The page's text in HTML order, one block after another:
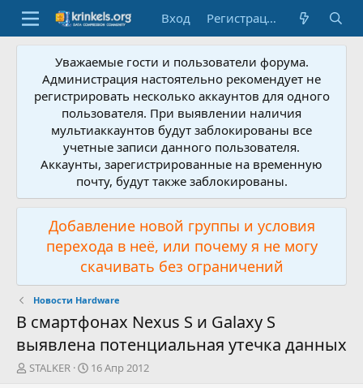
Вход Регистрация
Уважаемые гости и пользователи форума.
Администрация настоятельно рекомендует не
регистрировать несколько аккаунтов для одного
пользователя. При выявлении наличия
мультиаккаунтов будут заблокированы все
учетные записи данного пользователя.
Аккаунты, зарегистрированные на временную
почту, будут также заблокированы.
Добавление новой группы и условия
перехода в неё, или почему я не могу
скачивать без ограничений
Новости Hardware
В смартфонах Nexus S и Galaxy S
выявлена потенциальная утечка данных
А
STALKER
Д
16 Апр 2012